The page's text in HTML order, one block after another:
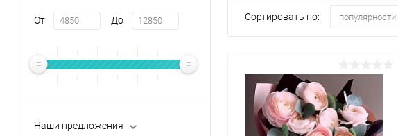
От До
Наши предложения
Сортировать по: популярности